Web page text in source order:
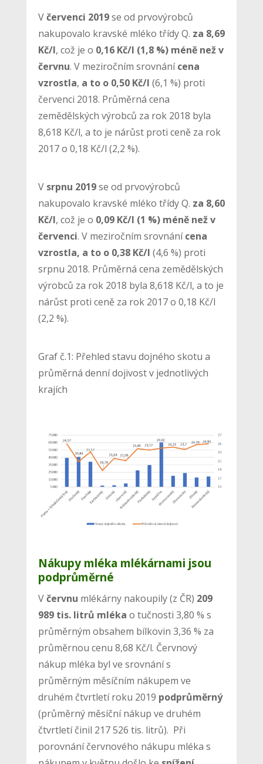
Včervenci 2019se od prvovýrobců
nakupovalo kravské mléko třídy Q. za 8,69
Kč/l, což je o 0,16 Kč/l (1,8 %) méně než v
červnu. V meziročním srovnánícena
vzrostla, a to o 0,50 Kč/l (6,1 %) proti
červenci 2018. Průměrná cena
zemědělských výrobců za rok 2018 byla
8,618 Kč/l, a to je nárůst proti ceně za rok
2017 o 0,18 Kč/l (2,2 %).
Vsrpnu 2019se od prvovýrobců
nakupovalo kravské mléko třídy Q. za 8,60
Kč/l, což je o 0,09 Kč/l (1 %) méně než v
červenci. V meziročním srovnánícena
vzrostla, a to o 0,38 Kč/l (4,6 %) proti
srpnu 2018. Průměrná cena zemědělských
výrobců za rok 2018 byla 8,618 Kč/l, a to je
nárůst proti ceně za rok 2017 o 0,18 Kč/l
(2,2 %).
Graf č.1: Přehled stavu dojného skotu a
průměrná denní dojivost v jednotlivých
krajích
Nákupy mléka mlékárnami jsou
podprůměrné
Včervnu mlékárny nakoupily (z ČR) 209
989 tis. litrů mléka o tučnosti 3,80 % s
průměrným obsahem bílkovin 3,36 % za
průměrnou cenu 8,68 Kč/l. Červnový
nákup mléka byl ve srovnání s
průměrným měsíčním nákupem ve
druhém čtvrtletí roku 2019 podprůměrný
(průměrný měsíční nákup ve druhém
čtvrtletí činil 217 526 tis. litrů). Při
porovnání červnového nákupu mléka s